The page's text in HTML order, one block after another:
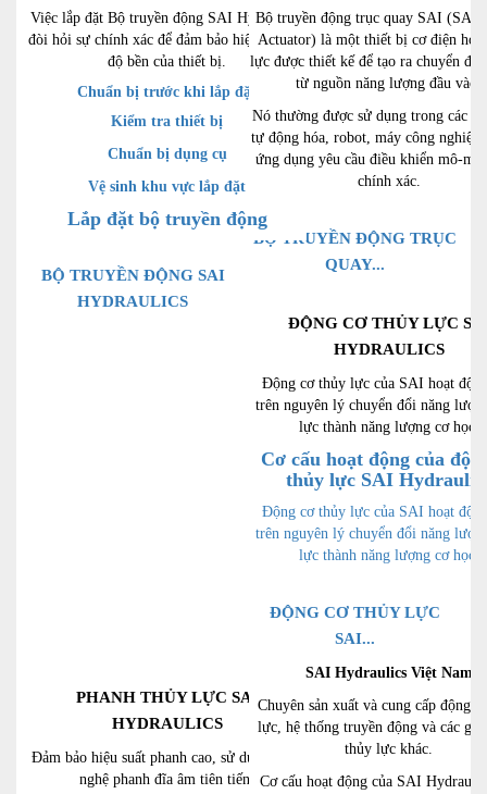
Việc lắp đặt Bộ truyền động SAI Hydraulics
đòi hỏi sự chính xác để đảm bảo hiệu suất và
độ bền của thiết bị.
Chuẩn bị trước khi lắp đặt
Kiểm tra thiết bị
Chuẩn bị dụng cụ
Vệ sinh khu vực lắp đặt
Lắp đặt bộ truyền động
BỘ TRUYỀN ĐỘNG SAI
HYDRAULICS
Bộ truyền động trục quay SAI (SAI
Actuator) là một thiết bị cơ điện
lực được thiết kế để tạo ra chuyển
từ nguồn năng lượng đầu vào.
Nó thường được sử dụng trong các
tự động hóa, robot, máy công nghiệp,
ứng dụng yêu cầu điều khiển mô-
chính xác.
BỘ TRUYỀN ĐỘNG TRỤC
QUAY...
ĐỘNG CƠ THỦY LỰC
HYDRAULICS
Động cơ thủy lực của SAI hoạt
trên nguyên lý chuyển đổi năng
lực thành năng lượng cơ học.
Cơ cấu hoạt động của
thủy lực SAI
Động cơ thủy lực của SAI hoạt
trên nguyên lý chuyển đổi năng
lực thành năng lượng cơ học.
ĐỘNG CƠ THỦY LỰC
SAI...
PHANH THỦY LỰC SAI
HYDRAULICS
Đảm bảo hiệu suất phanh cao, sử dụng công
nghệ phanh đĩa âm tiên tiến.
SAI Hydraulics Việt Nam
Chuyên sản xuất và cung cấp động
lực, hệ thống truyền động và các
thủy lực khác.
Cơ cấu hoạt động của SAI